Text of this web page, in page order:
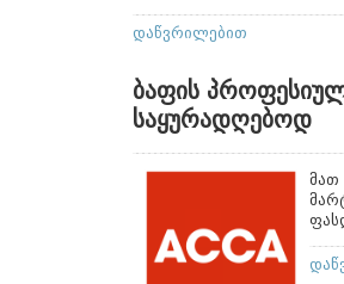
დაწვრილებით
ბაფის
საყურადღებოდ
მათ